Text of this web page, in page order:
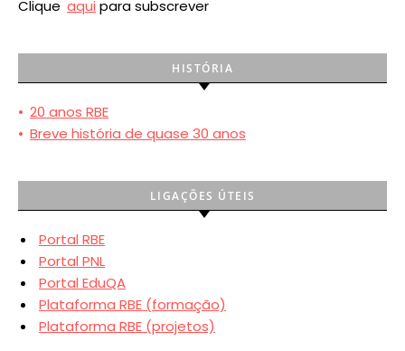
Clique aqui para subscrever
HISTÓRIA
• 20 anos RBE
• Breve história de quase 30 anos
LIGAÇÕES ÚTEIS
Portal RBE
Portal PNL
Portal EduQA
Plataforma RBE (formação)
Plataforma RBE (projetos)